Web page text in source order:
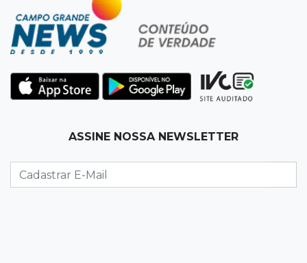
O terrorismo começa pela dignidade humana
12:43Esporte Equestre
amazona de MS quer chegar ao Texas
Empresário investigado em 2023 volta a ser
ASSINE NOSSA NEWSLETTER